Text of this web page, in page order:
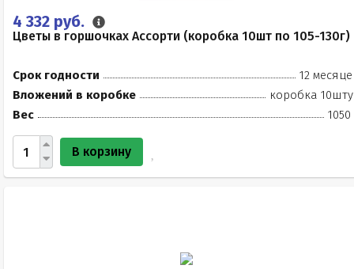
4 332 руб.
Цветы в горшочках Ассорти (коробка 10шт по 105-130г)
Срок годности
12
Вложений в коробке
коробка
Вес
1050
В корзину